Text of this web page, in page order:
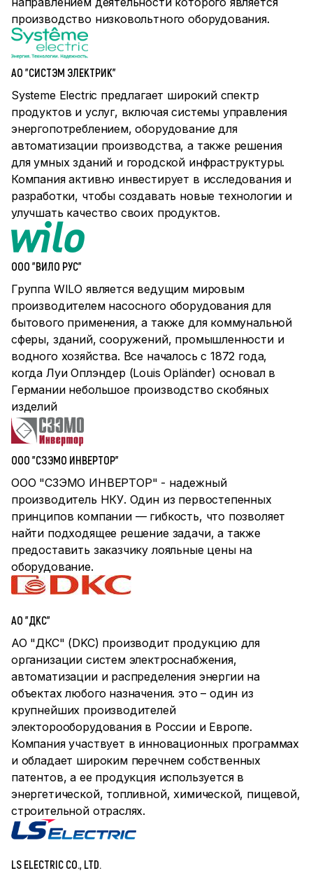
производство низковольтного оборудования.
АО "СИСТЭМ ЭЛЕКТРИК"
Systeme Electric предлагает широкий спектр
продуктов и услуг, включая системы управления
энергопотреблением, оборудование для
автоматизации производства, а также решения
для умных зданий и городской инфраструктуры.
Компания активно инвестирует в исследования и
разработки, чтобы создавать новые технологии и
улучшать качество своих продуктов.
ООО "ВИЛО РУС"
Группа WILO является ведущим мировым
производителем насосного оборудования для
бытового применения, а также для коммунальной
сферы, зданий, сооружений, промышленности и
водного хозяйства. Все началось с 1872 года,
когда Луи Оплэндер (Louis Opländer) основал в
Германии небольшое производство скобяных
изделий
ООО "СЗЭМО ИНВЕРТОР"
ООО "СЗЭМО ИНВЕРТОР" - надежный
производитель НКУ. Один из первостепенных
принципов компании — гибкость, что позволяет
найти подходящее решение задачи, а также
предоставить заказчику лояльные цены на
оборудование.
АО "ДКС"
АО "ДКС" (DKC) производит продукцию для
организации систем электроснабжения,
автоматизации и распределения энергии на
объектах любого назначения. это – один из
крупнейших производителей
электорооборудования в России и Европе.
Компания участвует в инновационных программах
и обладает широким перечнем собственных
патентов, а ее продукция используется в
энергетической, топливной, химической, пищевой,
строительной отраслях.
LS ELECTRIC CO., LTD.